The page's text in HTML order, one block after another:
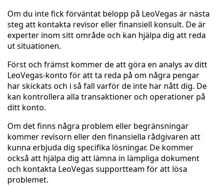
Om du inte fick förväntat belopp på LeoVegas är nästa
steg att kontakta revisor eller finansiell konsult. De är
experter inom sitt område och kan hjälpa dig att reda
ut situationen.
Först och främst kommer de att göra en analys av ditt
LeoVegas-konto för att ta reda på om några pengar
har skickats och i så fall varför de inte har nått dig. De
kan kontrollera alla transaktioner och operationer på
ditt konto.
Om det finns några problem eller begränsningar
kommer revisorn eller den finansiella rådgivaren att
kunna erbjuda dig specifika lösningar. De kommer
också att hjälpa dig att lämna in lämpliga dokument
och kontakta LeoVegas supportteam för att lösa
problemet.